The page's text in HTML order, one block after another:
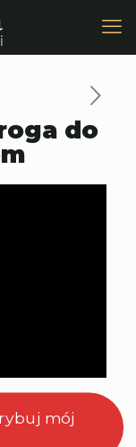
do
mój